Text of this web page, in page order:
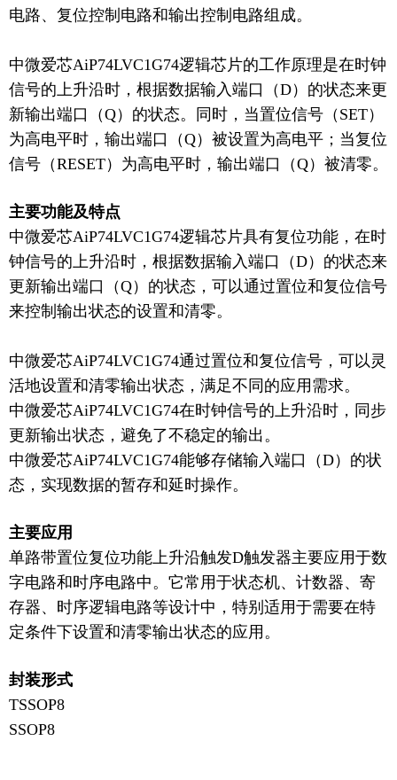
电路、复位控制电路和输出控制电路组成。
中微爱芯AiP74LVC1G74逻辑芯片的工作原理是在时钟
信号的上升沿时，根据数据输入端口（D）的状态来更
新输出端口（Q）的状态。同时，当置位信号（SET）
为高电平时，输出端口（Q）被设置为高电平；当复位
信号（RESET）为高电平时，输出端口（Q）被清零。
主要功能及特点
中微爱芯AiP74LVC1G74逻辑芯片具有复位功能， 在时
钟信号的上升沿时，根据数据输入端口（D）的状态来
更新输出端口（Q）的状态，可以通过置位和复位信号
来控制输出状态的设置和清零。
中微爱芯AiP74LVC1G74通过置位和复位信号，可以灵
活地设置和清零输出状态，满足不同的应用需求。
中微爱芯AiP74LVC1G74在时钟信号的上升沿时，同步
更新输出状态，避免了不稳定的输出。
中微爱芯AiP74LVC1G74能够存储输入端口（D）的状
态，实现数据的暂存和延时操作。
主要应用
单路带置位复位功能上升沿触发D触发器主要应用于数
字电路和时序电路中。它常用于状态机、计数器、寄
存器、时序逻辑电路等设计中，特别适用于需要在特
定条件下设置和清零输出状态的应用。
封装形式
TSSOP8
SSOP8